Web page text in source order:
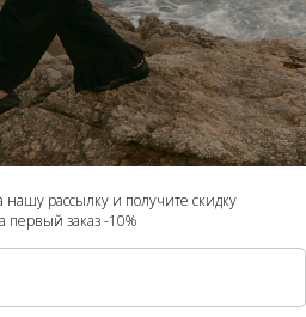
7 490руб.
рассылку и получите скидку
первый заказ -10%